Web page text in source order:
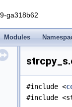
ga318b62
Modules
#include <
#include